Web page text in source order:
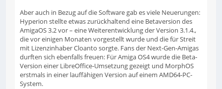
Aber auch in Bezug auf die Software gab es viele Neuerungen:
Hyperion stellte etwas zurückhaltend eine Betaversion des
AmigaOS 3.2 vor – eine Weiterentwicklung der Version 3.1.4.,
die vor einigen Monaten vorgestellt wurde und die für Streit
mit Lizenzinhaber Cloanto sorgte. Fans der Next-Gen-Amigas
durften sich ebenfalls freuen: Für Amiga OS4 wurde die Beta-
Version einer LibreOffice-Umsetzung gezeigt und MorphOS
erstmals in einer lauffähigen Version auf einem AMD64-PC-
System.